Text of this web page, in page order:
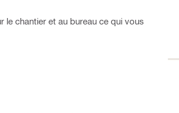
chantier et au bureau ce qui vous